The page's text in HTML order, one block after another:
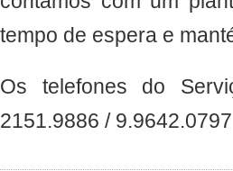
tempo de espera e
Os telefones do
2151.9886 / 9.9642.0797